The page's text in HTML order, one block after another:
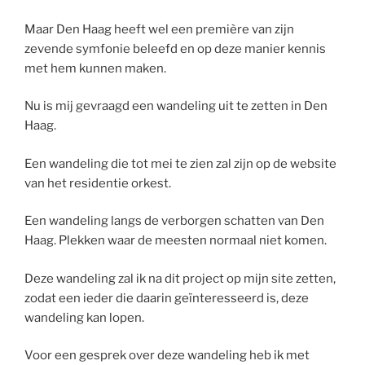
Maar Den Haag heeft wel een première van zijn
zevende symfonie beleefd en op deze manier kennis
met hem kunnen maken.
Nu is mij gevraagd een wandeling uit te zetten in Den
Haag.
Een wandeling die tot mei te zien zal zijn op de website
van het residentie orkest.
Een wandeling langs de verborgen schatten van Den
Haag. Plekken waar de meesten normaal niet komen.
Deze wandeling zal ik na dit project op mijn site zetten,
zodat een ieder die daarin geïnteresseerd is, deze
wandeling kan lopen.
Voor een gesprek over deze wandeling heb ik met